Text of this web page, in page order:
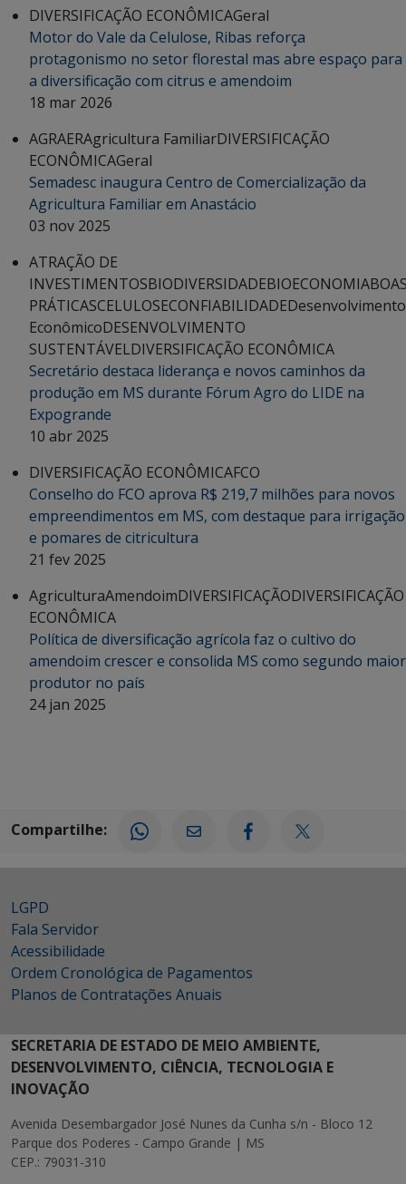
DIVERSIFICAÇÃO ECONÔMICAGeral
Motor do Vale da Celulose, Ribas reforça
protagonismo no setor florestal mas abre espaço para
a diversificação com citrus e amendoim
18 mar 2026
AGRAERAgricultura FamiliarDIVERSIFICAÇÃO
ECONÔMICAGeral
Semadesc inaugura Centro de Comercialização da
Agricultura Familiar em Anastácio
03 nov 2025
ATRAÇÃO DE
INVESTIMENTOSBIODIVERSIDADEBIOECONOMIA
PRÁTICASCELULOSECONFIABILIDADEDesenvolvimento
EconômicoDESENVOLVIMENTO
SUSTENTÁVELDIVERSIFICAÇÃO ECONÔMICA
Secretário destaca liderança e novos caminhos da
produção em MS durante Fórum Agro do LIDE na
Expogrande
10 abr 2025
DIVERSIFICAÇÃO ECONÔMICAFCO
Conselho do FCO aprova R$ 219,7 milhões para novos
empreendimentos em MS, com destaque para irrigação
e pomares de citricultura
21 fev 2025
AgriculturaAmendoimDIVERSIFICAÇÃODIVERSIFICAÇÃO
ECONÔMICA
Política de diversificação agrícola faz o cultivo do
amendoim crescer e consolida MS como segundo maior
produtor no país
24 jan 2025
Compartilhe:
LGPD
Fala Servidor
Acessibilidade
Ordem Cronológica de Pagamentos
Planos de Contratações Anuais
SECRETARIA DE ESTADO DE MEIO AMBIENTE,
DESENVOLVIMENTO, CIÊNCIA, TECNOLOGIA E
INOVAÇÃO
Avenida Desembargador José Nunes da Cunha s/n - Bloco 12
Parque dos Poderes - Campo Grande | MS
CEP.: 79031-310